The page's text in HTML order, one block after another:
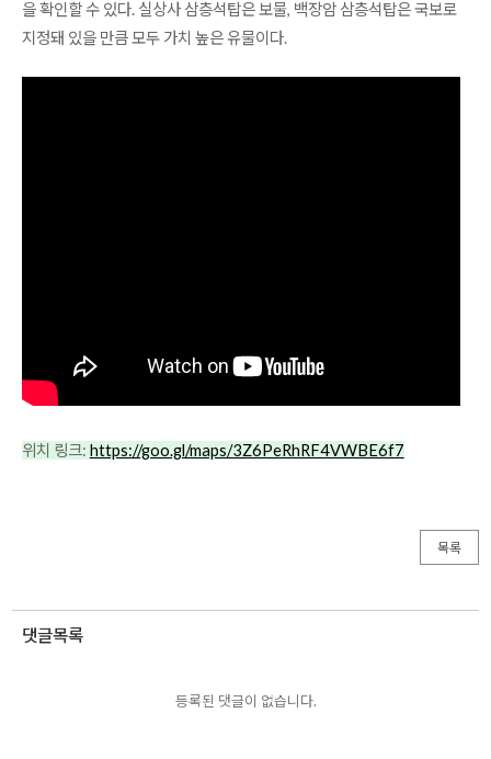
을 확인할 수 있다. 실상사 삼층석탑은 보물, 백장암 삼층석탑은 국보로
지정돼 있을 만큼 모두 가치 높은 유물이다.
위치 링크: https://goo.gl/maps/3Z6PeRhRF4VWBE6f7
목록
댓글목록
등록된 댓글이 없습니다.